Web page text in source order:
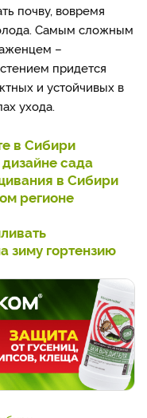
почву, вовремя
Самым сложным
–
придется
и устойчивых в
ухода.
в Сибири
дизайне сада
в Сибири
регионе
зиму гортензию